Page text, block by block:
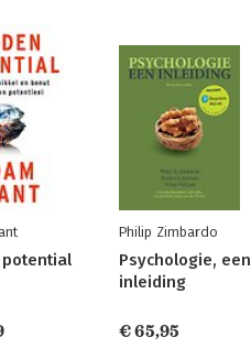
potential
Philip Zimbardo
Psychologie, een
inleiding
€ 65,95